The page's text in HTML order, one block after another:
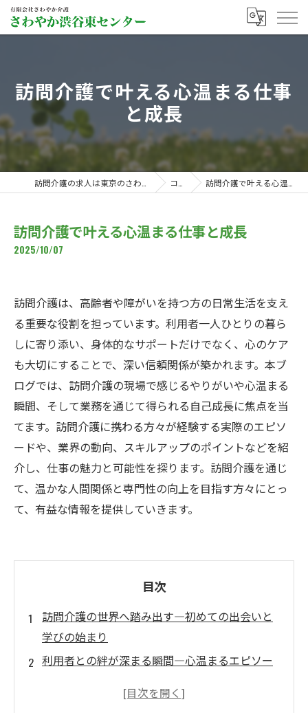
訪問介護で叶える心温まる仕事
と成長
コラム 訪問介護で叶える心温まる仕事と成長
訪問介護で叶える心温まる仕事と成長
2025/10/07
訪問介護は、高齢者や障がいを持つ方の日常生活を支え
る重要な役割を担っています。利用者一人ひとりの暮ら
しに寄り添い、身体的なサポートだけでなく、心のケア
も大切にすることで、深い信頼関係が築かれます。本ブ
ログでは、訪問介護の現場で感じるやりがいや心温まる
瞬間、そして業務を通じて得られる自己成長に焦点を当
てます。訪問介護に携わる方々が経験する実際のエピソ
ードや、業界の動向、スキルアップのポイントなどを紹
介し、仕事の魅力と可能性を探ります。訪問介護を通じ
て、温かな人間関係と専門性の向上を目指す方々にとっ
て、有益な情報を提供していきます。
目次
訪問介護の世界へ踏み出す―初めての出会いと
学びの始まり
利用者との絆が深まる瞬間―心温まるエピソー
困難を乗り越え成長する自分―訪問介護で得る